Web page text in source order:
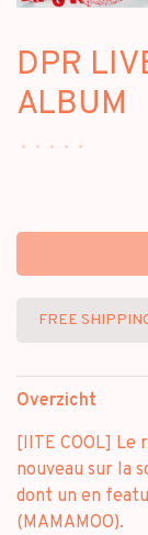
DPR
ALBUM
• • • • •
FREE
Overzicht
[IITE COOL] Le
nouveau sur la
dont un en
(MAMAMOO).